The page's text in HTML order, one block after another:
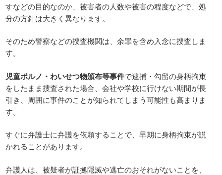
すなどの目的なのか、被害者の人数や被害の程度などで、処
分の方針は大きく異なります。
そのため警察などの捜査機関は、余罪を含め入念に捜査しま
す。
児童ポルノ・わいせつ物頒布等事件で逮捕・勾留の身柄拘束
をしたまま捜査された場合、会社や学校に行けない期間が長
引き、周囲に事件のことが知られてしまう可能性も高まりま
す。
すぐに弁護士に弁護を依頼することで、早期に身柄拘束が説
かれることがあります。
弁護人は、被疑者が証拠隠滅や逃亡のおそれがないことを、